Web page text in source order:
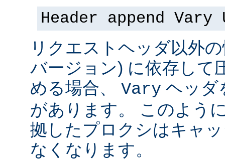
Header append Vary
リクエストヘッダ以外
バージョン) に依存して
める場合、 Vary ヘッ
があります。 このよう
拠したプロクシはキャ
なくなります。